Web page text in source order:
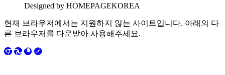
Designed by HOMEPAGEKOREA
현재 브라우저에서는 지원하지 않는 사이트입니다. 아래의 다
른 브라우저를 다운받아 사용해주세요.